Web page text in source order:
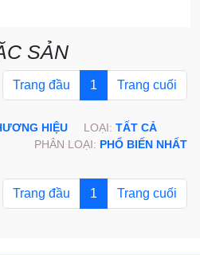
SẢN
Trang đầu 1 Trang cuối
HIỆU LOẠI: TẤT CẢ
PHÂN LOẠI: PHỔ BIẾN NHẤT
Trang đầu 1 Trang cuối